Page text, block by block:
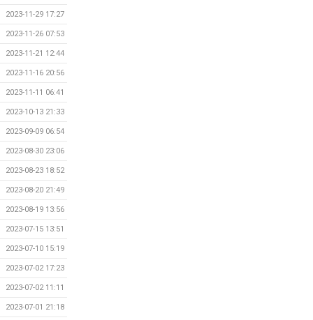
2023-11-29 17:27
2023-11-26 07:53
2023-11-21 12:44
2023-11-16 20:56
2023-11-11 06:41
2023-10-13 21:33
2023-09-09 06:54
2023-08-30 23:06
2023-08-23 18:52
2023-08-20 21:49
2023-08-19 13:56
2023-07-15 13:51
2023-07-10 15:19
2023-07-02 17:23
2023-07-02 11:11
2023-07-01 21:18